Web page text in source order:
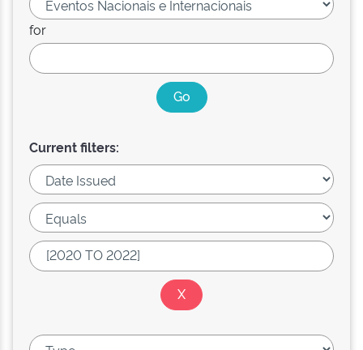
for
Current filters: